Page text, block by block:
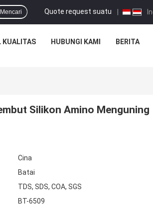
Quote request suatu |
Mencari
KUALITAS HUBUNGI KAMI BERITA
Silikon Amino Menguning
Cina
Batai
TDS, SDS, COA, SGS
BT-6509